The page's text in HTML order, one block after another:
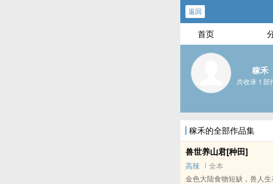
返回
首页
稼禾
共收录 1 部
稼禾的全部作品集
兽世养山君[种田]
高辣
全本
金色大陆食物短缺，兽人